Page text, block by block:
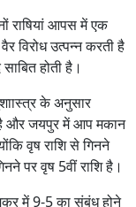
राषियां आपस में एक
विरोध उत्पन्न करती है
होती है।
के अनुसार
है और जयपुर में आप मकान
वृष राशि से गिनने
पर वृष 5वीं राशि है।
में 9-5 का संबंध होने